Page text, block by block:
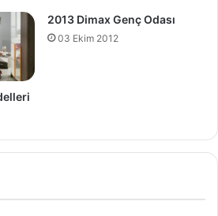
2013 Dimax Genç Odası
03 Ekim 2012